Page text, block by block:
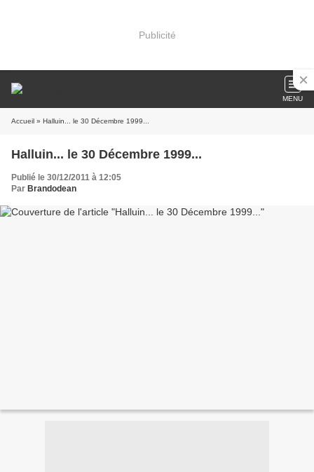
Publicité
MENU
Accueil » Halluin... le 30 Décembre 1999...
Halluin... le 30 Décembre 1999...
Publié le 30/12/2011 à 12:05
Par Brandodean